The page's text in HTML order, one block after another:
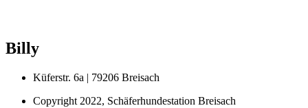
Billy
Küferstr. 6a | 79206 Breisach
Copyright 2022, Schäferhundestation Breisach